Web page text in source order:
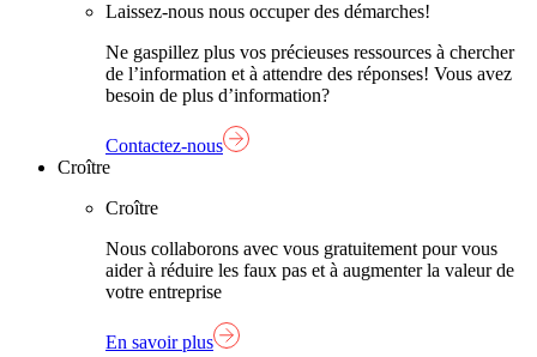
Laissez-nous nous occuper des démarches!
Ne gaspillez plus vos précieuses ressources à chercher
de l’information et à attendre des réponses! Vous avez
besoin de plus d’information?
Contactez-nous
Croître
Croître
Nous collaborons avec vous gratuitement pour vous
aider à réduire les faux pas et à augmenter la valeur de
votre entreprise
En savoir plus